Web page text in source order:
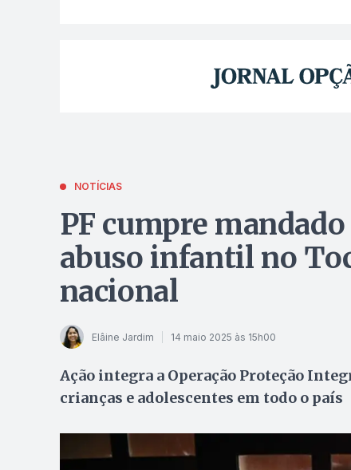
NOTÍCIAS
PF cumpre
abuso infantil no
nacional
Elâine Jardim 14 maio 2025 às 15h00
Ação integra a Operação Proteção
crianças e adolescentes em todo o país